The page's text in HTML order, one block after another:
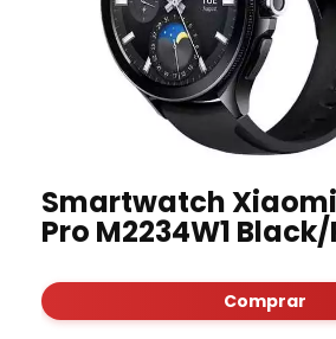
Smartwatch
Pro M2234W1
Comprar